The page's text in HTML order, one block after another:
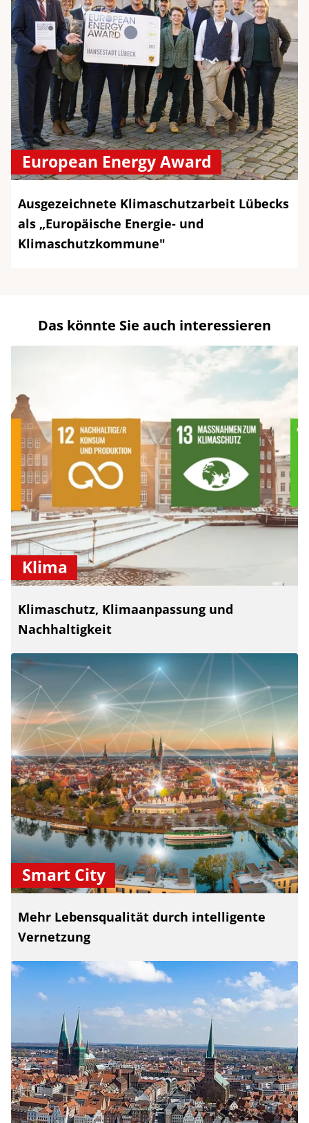
European Energy Award
Ausgezeichnete Klimaschutzarbeit Lübecks
als „Europäische Energie- und
Klimaschutzkommune"
Das könnte Sie auch interessieren
Klima
Klimaschutz, Klimaanpassung und
Nachhaltigkeit
Smart City
Mehr Lebensqualität durch intelligente
Vernetzung